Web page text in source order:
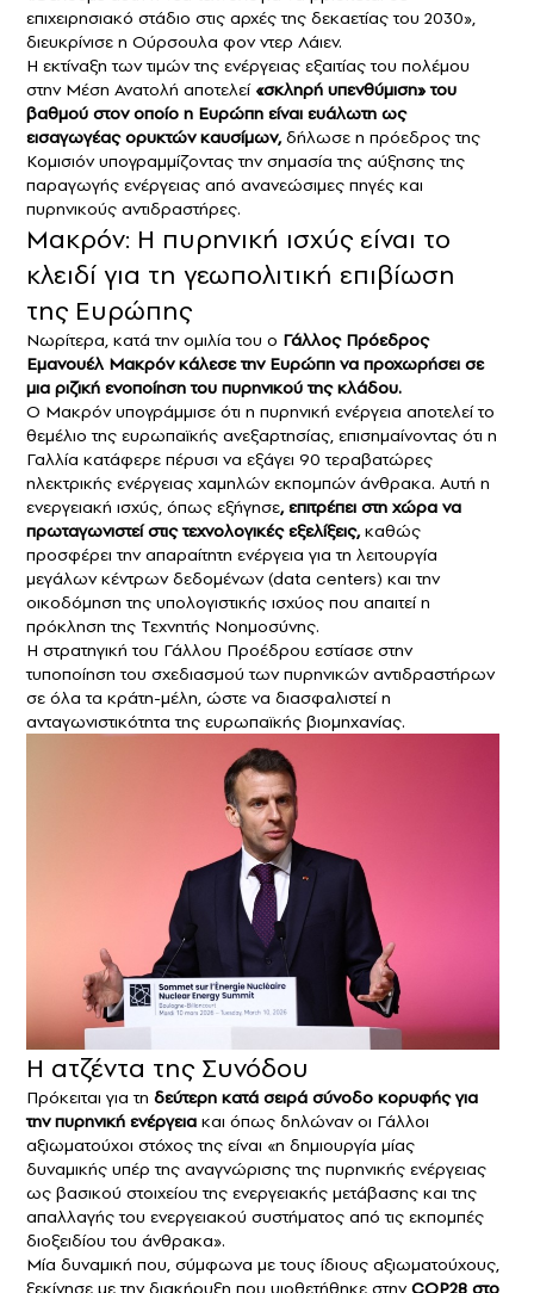
επιχειρησιακό στάδιο στις αρχές της δεκαετίας του 2030»,
διευκρίνισε η Ούρσουλα φον ντερ Λάιεν.
Η εκτίναξη των τιμών της ενέργειας εξαιτίας του πολέμου
στην Μέση Ανατολή αποτελεί «σκληρή υπενθύμιση» του
βαθμού στον οποίο η Ευρώπη είναι ευάλωτη ως
εισαγωγέας ορυκτών καυσίμων,δήλωσε η πρόεδρος της
Κομισιόν υπογραμμίζοντας την σημασία της αύξησης της
παραγωγής ενέργειας από ανανεώσιμες πηγές και
πυρηνικούς αντιδραστήρες.
Μακρόν: Η πυρηνική ισχύς είναι το
κλειδί για τη γεωπολιτική επιβίωση
της Ευρώπης
Νωρίτερα, κατά την ομιλία του ο Γάλλος Πρόεδρος
Εμανουέλ Μακρόνκάλεσε την Ευρώπη να προχωρήσει σε
μια ριζική ενοποίηση του πυρηνικού της κλάδου.
Ο Μακρόν υπογράμμισε ότι η πυρηνική ενέργεια αποτελεί το
θεμέλιο της ευρωπαϊκής ανεξαρτησίας, επισημαίνοντας ότι η
Γαλλία κατάφερε πέρυσι να εξάγει 90 τεραβατώρες
ηλεκτρικής ενέργειας χαμηλών εκπομπών άνθρακα. Αυτή η
ενεργειακή ισχύς, όπως εξήγησε, επιτρέπει στη χώρα να
πρωταγωνιστεί στις τεχνολογικές εξελίξεις,καθώς
προσφέρει την απαραίτητη ενέργεια για τη λειτουργία
μεγάλων κέντρων δεδομένων (data centers) και την
οικοδόμηση της υπολογιστικής ισχύος που απαιτεί η
πρόκληση της Τεχνητής Νοημοσύνης.
Η στρατηγική του Γάλλου Προέδρου εστίασε στην
τυποποίηση του σχεδιασμού των πυρηνικών αντιδραστήρων
σε όλα τα κράτη-μέλη, ώστε να διασφαλιστεί η
ανταγωνιστικότητα της ευρωπαϊκής βιομηχανίας.
Η ατζέντα της Συνόδου
Πρόκειται για τη δεύτερη κατά σειρά σύνοδο κορυφής για
την πυρηνική ενέργεια και όπως δηλώναν οι Γάλλοι
αξιωματούχοι στόχος της είναι «η δημιουργία μίας
δυναμικής υπέρ της αναγνώρισης της πυρηνικής ενέργειας
ως βασικού στοιχείου της ενεργειακής μετάβασης και της
απαλλαγής του ενεργειακού συστήματος από τις εκπομπές
διοξειδίου του άνθρακα».
Μία δυναμική που, σύμφωνα με τους ίδιους αξιωματούχους,
ξεκίνησε με την διακήρυξη που υιοθετήθηκε στηνCOP28 στο